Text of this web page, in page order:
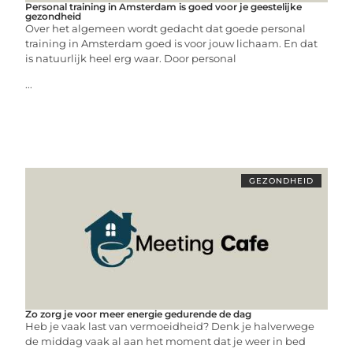
Personal training in Amsterdam is goed voor je geestelijke
gezondheid
Over het algemeen wordt gedacht dat goede personal
training in Amsterdam goed is voor jouw lichaam. En dat
is natuurlijk heel erg waar. Door personal
...
GEZONDHEID
Zo zorg je voor meer energie gedurende de dag
Heb je vaak last van vermoeidheid? Denk je halverwege
de middag vaak al aan het moment dat je weer in bed